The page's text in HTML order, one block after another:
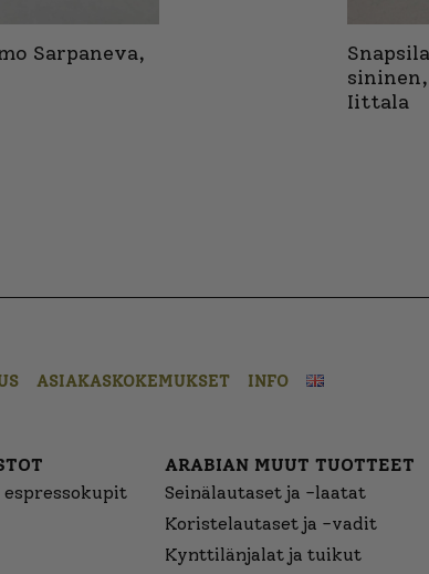
Sarpaneva,
Iittala
ASIAKASKOKEMUKSET INFO
ARABIAN MUUT TUOTTEET
Seinälautaset ja -laatat
Koristelautaset ja -vadit
Kynttilänjalat ja tuikut